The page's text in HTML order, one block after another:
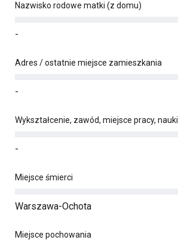
Nazwisko rodowe matki (z domu)
-
Adres / ostatnie miejsce zamieszkania
-
Wykształcenie, zawód, miejsce pracy, nauki
-
Miejsce śmierci
Warszawa-Ochota
Miejsce pochowania